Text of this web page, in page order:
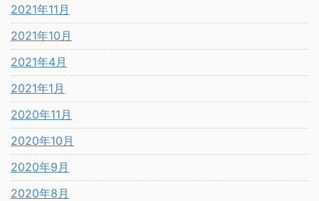
2021年11月
2021年10月
2021年4月
2021年1月
2020年11月
2020年10月
2020年9月
2020年8月